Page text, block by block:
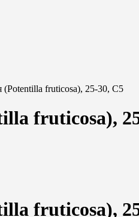
(Potentilla fruticosa), 25-30, С5
fruticosa),
fruticosa),